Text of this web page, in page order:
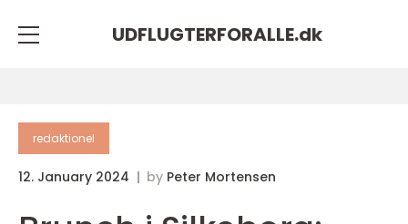
UDFLUGTERFORALLE.dk
redaktionel
12. January 2024 by Peter Mortensen